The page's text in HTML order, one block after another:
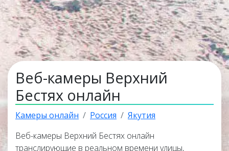
Веб-камеры Верхний
Бестях онлайн
Камеры онлайн Россия Якутия
Веб-камеры Верхний Бестях онлайн
транслирующие в реальном времени улицы,